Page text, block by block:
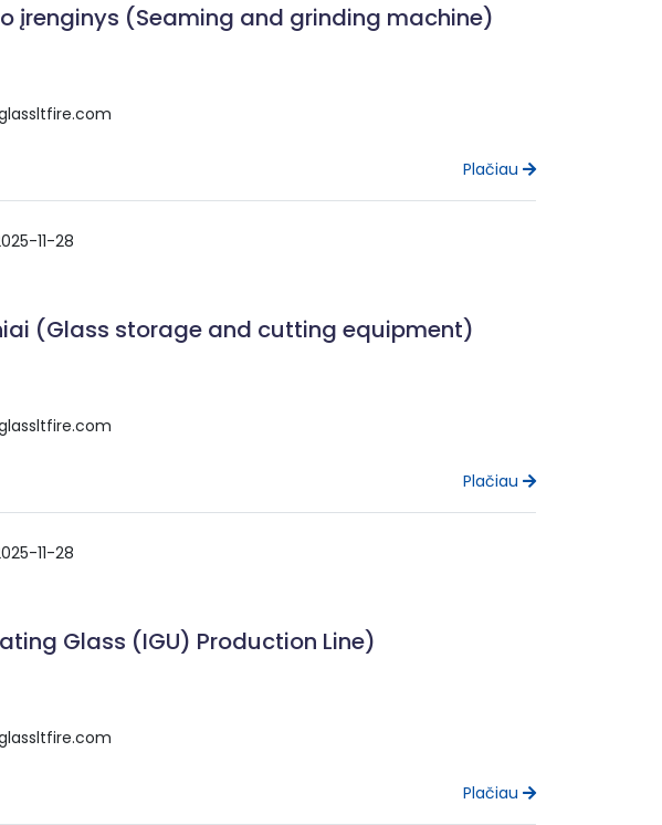
įrenginys (Seaming and grinding machine)
Plačiau
11-28
(Glass storage and cutting equipment)
Plačiau
11-28
Glass (IGU) Production Line)
Plačiau